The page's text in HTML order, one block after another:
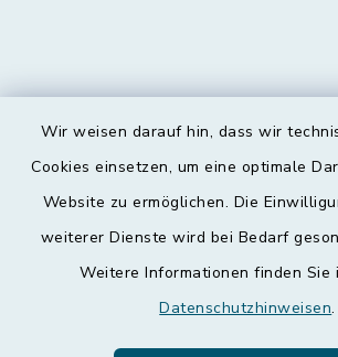
Wir weisen darauf hin, dass wir
Cookies einsetzen, um eine optimale
Website zu ermöglichen. Die
weiterer Dienste wird bei Bedarf
Weitere Informationen finden Sie
Datenschutzhinweisen.
Kontakt
Datenschutz